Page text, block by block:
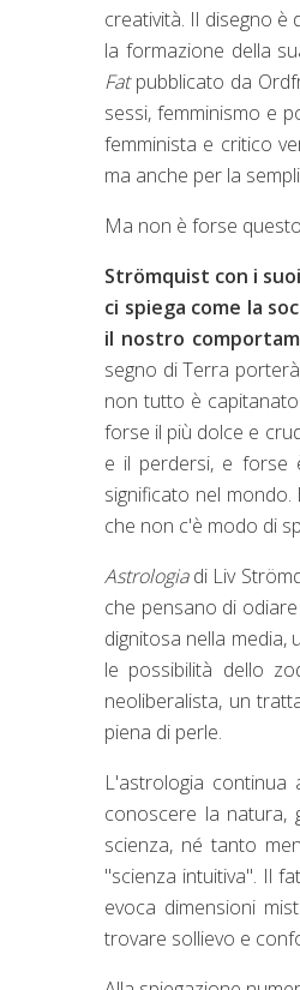
creatività. Il disegno
la formazione della
Fatpubblicato da
sessi, femminismo e
femminista e critico
ma anche per la
Ma non è forse
Strömquist con i
ci spiega come la
il nostro
segno di Terra
non tutto è
forse il più dolce e
e il perdersi, e forse
significato nel
che non c'è modo di
Astrologiadi Liv
che pensano di
dignitosa nella media,
le possibilità dello
neoliberalista, un
piena di perle.
L'astrologia
conoscere la natura,
scienza, né tanto
"scienza intuitiva". Il
evoca dimensioni
trovare sollievo e